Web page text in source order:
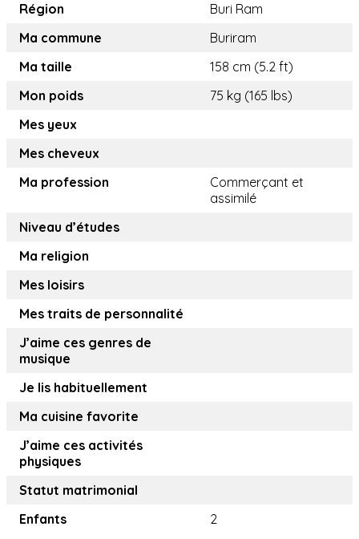
Région
Buri Ram
Ma commune
Buriram
Ma taille
158 cm (5.2 ft)
Mon poids
75 kg (165 lbs)
Mes yeux
Mes cheveux
Ma profession
Commerçant et
assimilé
Niveau d’études
Ma religion
Mes loisirs
Mes traits de personnalité
J’aime ces genres de
musique
Je lis habituellement
Ma cuisine favorite
J’aime ces activités
physiques
Statut matrimonial
Enfants
2